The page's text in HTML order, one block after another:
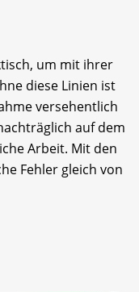
um mit ihrer
diese Linien ist
versehentlich
auf dem
Arbeit. Mit den
Fehler gleich von